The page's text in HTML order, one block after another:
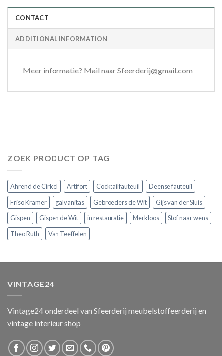
CONTACT
ADDITIONAL INFORMATION
Meer informatie? Mail naar Sfeerderij@gmail.com
ZOEK PRODUCT OP TAG
Ahrend de Cirkel Artifort Cocktailfauteuil
Deense fauteuil
Friso Kramer
galvanitas Gebroeders de Wit
Gijs van der Sluis
Gispen
Gispen de Wit in restauratie Merkloos
Stof naar wens
Theo Ruth
Van Teeffelen
VINTAGE24
Vintage24 onderdeel van Sfeerderij meubelstoffeerderij en
vintage interieur shop